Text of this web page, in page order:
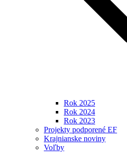
Rok 2025
Rok 2024
Rok 2023
Projekty podporené EF
Krajnianske noviny
Voľby